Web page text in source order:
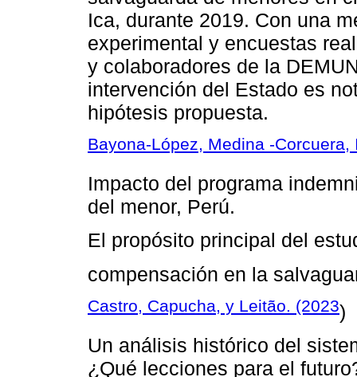
Ica, durante 2019. Con una
experimental y encuestas
y colaboradores de la
intervención del Estado es
hipótesis propuesta.
Bayona-López, Medina -
Impacto del programa
del menor, Perú.
El propósito principal del
compensación en la
Castro, Capucha, y Leitão. (2023)
Un análisis histórico del
¿Qué lecciones para el